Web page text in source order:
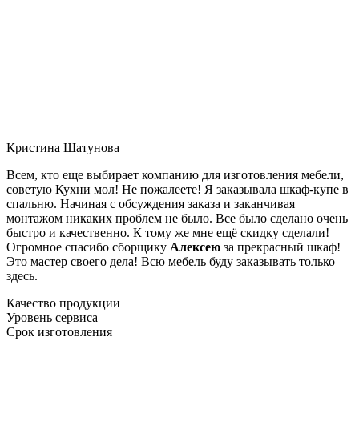
Кристина Шатунова
Всем, кто еще выбирает компанию для изготовления мебели,
советую Кухни мол! Не пожалеете! Я заказывала шкаф-купе в
спальню. Начиная с обсуждения заказа и заканчивая
монтажом никаких проблем не было. Все было сделано очень
быстро и качественно. К тому же мне ещё скидку сделали!
Огромное спасибо сборщику Алексею за прекрасный шкаф!
Это мастер своего дела! Всю мебель буду заказывать только
здесь.
Качество продукции
Уровень сервиса
Срок изготовления